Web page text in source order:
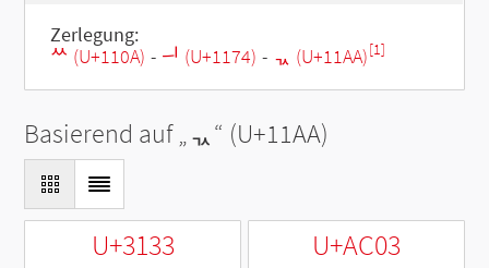
Zerlegung:
ᄊ (U+110A) - ᅴ (U+1174) - ᆪ (U+11AA)[1]
Basierend auf „ᆪ“ (U+11AA)
U+3133 U+AC03